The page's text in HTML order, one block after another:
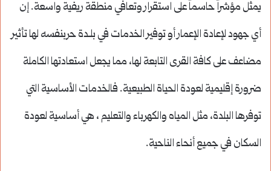
يمثل مؤشراً حاسماً على استقرار وتعافي منطقة ريفية واسعة. إن
أي جهود لإعادة الإعمار أو توفير الخدمات في بلـدة حربنفسه لها تأثير
مضاعف على كافة القرى التابعة لها، مما يجعل استعادتها الكاملة
ضرورة إقليمية لعودة الحياة الطبيعية. فالخدمات الأساسية التي
توفرها البلدة، مثل المياه والكهرباء والتعليم ، هي أساسية لعودة
السكان في جميع أنحاء الناحية.